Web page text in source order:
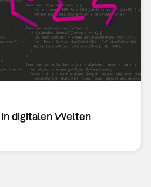
in digitalen Welten